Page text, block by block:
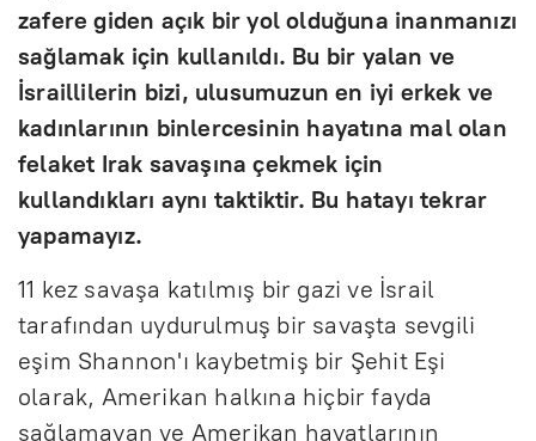
zafere giden açık bir yol olduğuna inanmanızı
sağlamak için kullanıldı. Bu bir yalan ve
İsraillilerin bizi, ulusumuzun en iyi erkek ve
kadınlarının binlercesinin hayatına mal olan
felaket Irak savaşına çekmek için
kullandıkları aynı taktiktir. Bu hatayı tekrar
yapamayız.
11 kez savaşa katılmış bir gazi ve İsrail
tarafından uydurulmuş bir savaşta sevgili
eşim Shannon'ı kaybetmiş bir Şehit Eşi
olarak, Amerikan halkına hiçbir fayda
sağlamayan ve Amerikan hayatlarının